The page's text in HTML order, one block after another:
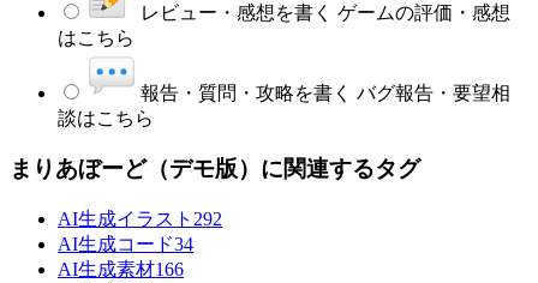
レビュー・感想を書く ゲームの評価・感想
はこちら
報告・質問・攻略を書く バグ報告・要望相
談はこちら
まりあぼーど（デモ版）に関連するタグ
AI生成イラスト 292
AI生成コード34
AI生成素材166